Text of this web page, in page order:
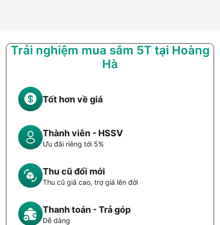
Trải nghiệm mua sắm 5T tại Hoàng
Hà
Tốt hơn về giá
Thành viên - HSSV
Ưu đãi riêng tới 5%
Thu cũ đổi mới
Thu cũ giá cao, trợ giá lên đời
Thanh toán - Trả góp
Dễ dàng